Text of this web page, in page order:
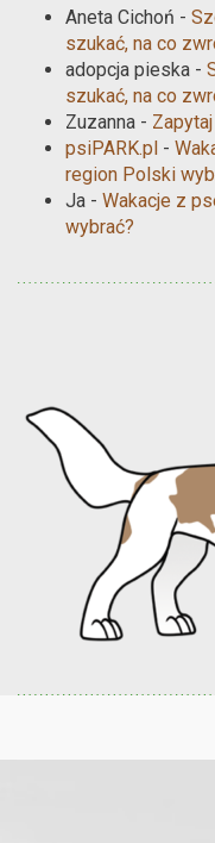
Aneta Cichoń -
szukać, na co
adopcja pieska -
szukać, na co
Zuzanna -
psiPARK.pl -
region Polski
Ja - Wakacje z
wybrać?